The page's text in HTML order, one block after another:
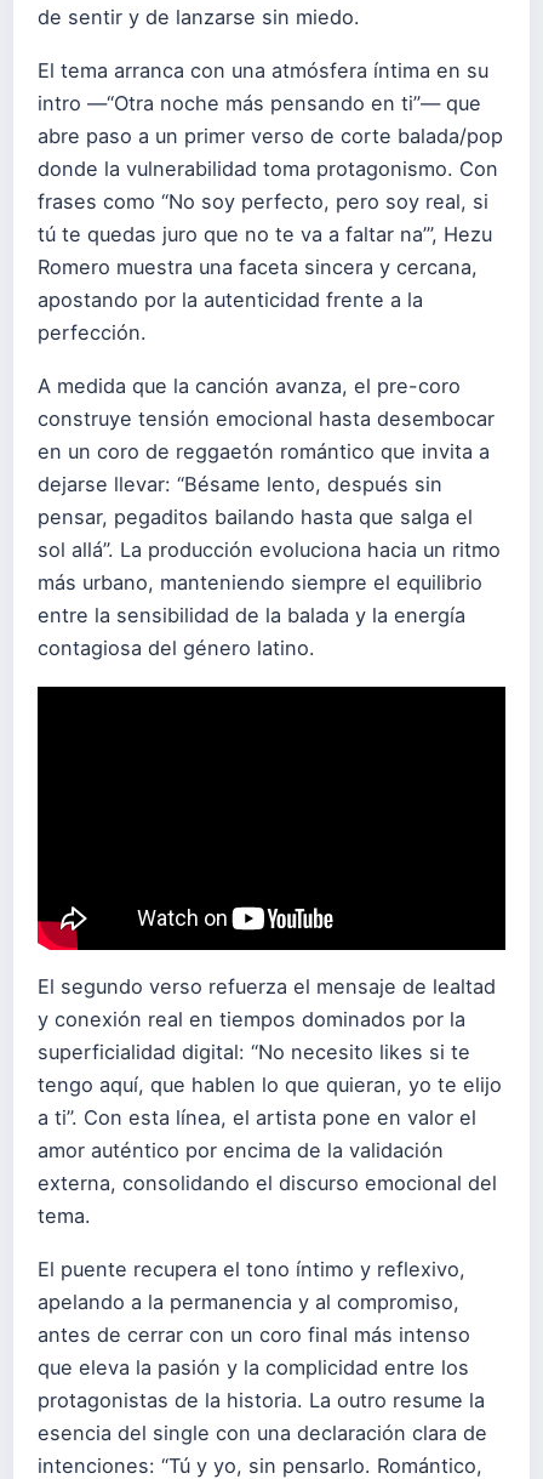
de sentir y de lanzarse sin miedo.
El tema arranca con una atmósfera íntima en su
intro —“Otra noche más pensando en ti”— que
abre paso a un primer verso de corte balada/pop
donde la vulnerabilidad toma protagonismo. Con
frases como “No soy perfecto, pero soy real, si
tú te quedas juro que no te va a faltar na’”, Hezu
Romero muestra una faceta sincera y cercana,
apostando por la autenticidad frente a la
perfección.
A medida que la canción avanza, el pre-coro
construye tensión emocional hasta desembocar
en un coro de reggaetón romántico que invita a
dejarse llevar: “Bésame lento, después sin
pensar, pegaditos bailando hasta que salga el
sol allá”. La producción evoluciona hacia un ritmo
más urbano, manteniendo siempre el equilibrio
entre la sensibilidad de la balada y la energía
contagiosa del género latino.
El segundo verso refuerza el mensaje de lealtad
y conexión real en tiempos dominados por la
superficialidad digital: “No necesito likes si te
tengo aquí, que hablen lo que quieran, yo te elijo
a ti”. Con esta línea, el artista pone en valor el
amor auténtico por encima de la validación
externa, consolidando el discurso emocional del
tema.
El puente recupera el tono íntimo y reflexivo,
apelando a la permanencia y al compromiso,
antes de cerrar con un coro final más intenso
que eleva la pasión y la complicidad entre los
protagonistas de la historia. La outro resume la
esencia del single con una declaración clara de
intenciones: “Tú y yo, sin pensarlo. Romántico,